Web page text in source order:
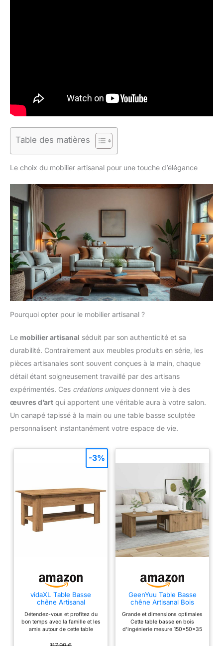
Table des matières
Le choix du mobilier artisanal pour une touche d’élégance
Pourquoi opter pour le mobilier artisanal ?
Le mobilier artisanal séduit par son authenticité et sa
durabilité. Contrairement aux meubles produits en série, les
pièces artisanales sont souvent conçues à la main, chaque
détail étant soigneusement travaillé par des artisans
expérimentés. Ces créations uniquesdonnent vie à des
œuvres d’art qui apportent une véritable aura à votre salon.
Un canapé tapissé à la main ou une table basse sculptée
personnalisent instantanément votre espace de vie.
vidaXL Table Basse
chêne Artisanal
d'ingénierie, Table
d'appoint, Table de
Salon, Table latérale,
Détendez-vous et profitez du
bon temps avec la famille et les
amis autour de cette table
durable :】 le bois d'ingénierie
-3%
GeenYuu Table Basse
chêne Artisanal Bois
cm avec Espace
Rangement Plateau
Stable pour Salon séjour
Grande et dimensions optimales
Cette table basse en bois
d'ingénierie mesure 150x50x35